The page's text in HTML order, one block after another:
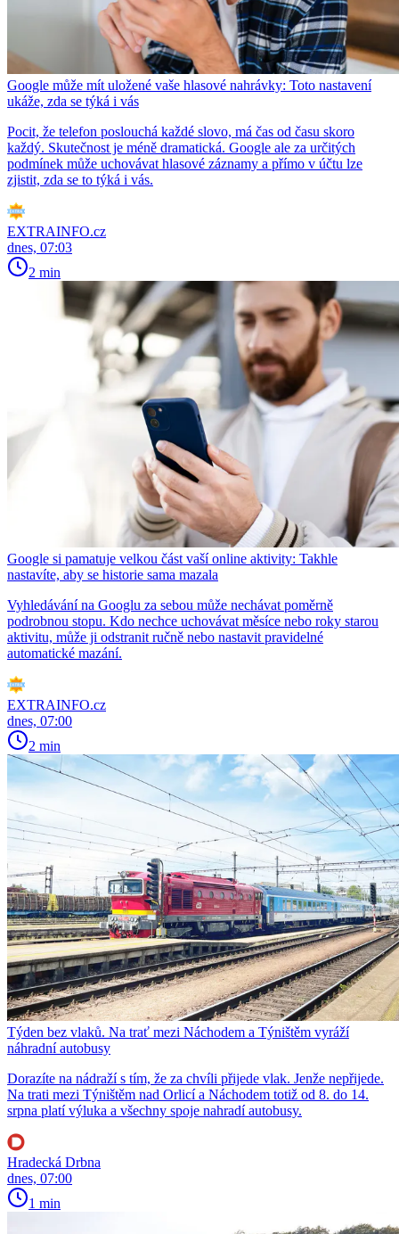
Google může mít uložené vaše hlasové nahrávky: Toto nastavení
ukáže, zda se týká i vás
Pocit, že telefon poslouchá každé slovo, má čas od času skoro
každý. Skutečnost je méně dramatická. Google ale za určitých
podmínek může uchovávat hlasové záznamy a přímo v účtu lze
zjistit, zda se to týká i vás.
EXTRAINFO.cz
dnes, 07:03
2 min
Google si pamatuje velkou část vaší online aktivity: Takhle
nastavíte, aby se historie sama mazala
Vyhledávání na Googlu za sebou může nechávat poměrně
podrobnou stopu. Kdo nechce uchovávat měsíce nebo roky starou
aktivitu, může ji odstranit ručně nebo nastavit pravidelné
automatické mazání.
EXTRAINFO.cz
dnes, 07:00
2 min
Týden bez vlaků. Na trať mezi Náchodem a Týništěm vyráží
náhradní autobusy
Dorazíte na nádraží s tím, že za chvíli přijede vlak. Jenže nepřijede.
Na trati mezi Týništěm nad Orlicí a Náchodem totiž od 8. do 14.
srpna platí výluka a všechny spoje nahradí autobusy.
Hradecká Drbna
dnes, 07:00
1 min